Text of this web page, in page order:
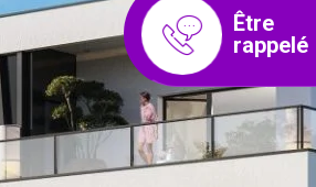
Être
rappelé